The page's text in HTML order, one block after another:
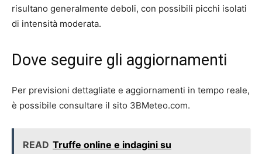
risultano generalmente deboli, con possibili picchi isolati
di intensità moderata.
Dove seguire gli aggiornamenti
Per previsioni dettagliate e aggiornamenti in tempo reale,
è possibile consultare il sito 3BMeteo.com.
READ Truffe online e indagini su